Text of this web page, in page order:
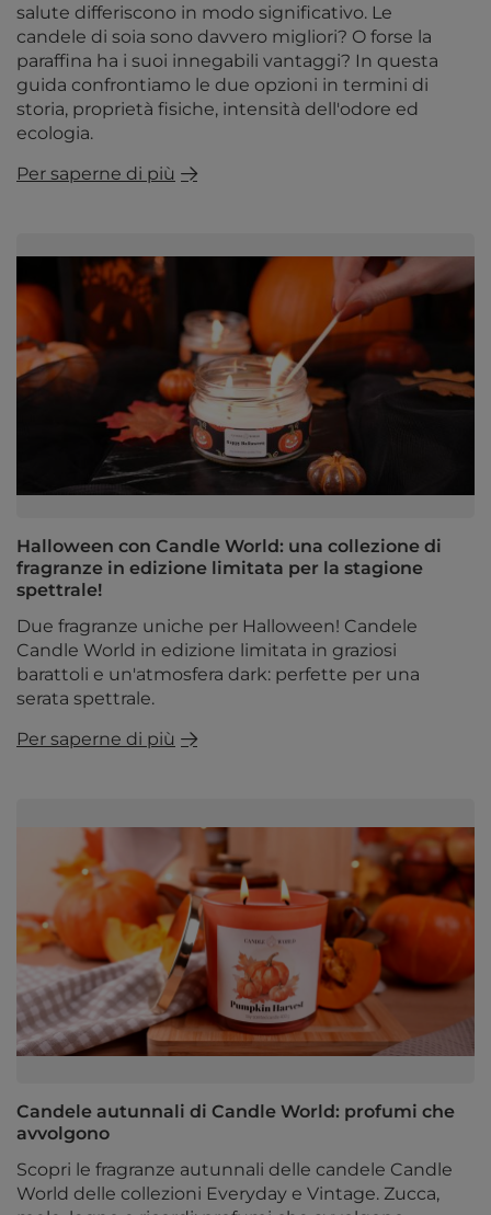
salute differiscono in modo significativo. Le
candele di soia sono davvero migliori? O forse la
paraffina ha i suoi innegabili vantaggi? In questa
guida confrontiamo le due opzioni in termini di
storia, proprietà fisiche, intensità dell'odore ed
ecologia.
Per saperne di più
Halloween con Candle World: una collezione di
fragranze in edizione limitata per la stagione
spettrale!
Due fragranze uniche per Halloween! Candele
Candle World in edizione limitata in graziosi
barattoli e un'atmosfera dark: perfette per una
serata spettrale.
Per saperne di più
Candele autunnali di Candle World: profumi che
avvolgono
Scopri le fragranze autunnali delle candele Candle
World delle collezioni Everyday e Vintage. Zucca,